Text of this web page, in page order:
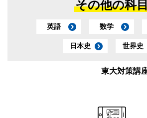
その他の科
英語 数学
日本史 世界史
東大対策講